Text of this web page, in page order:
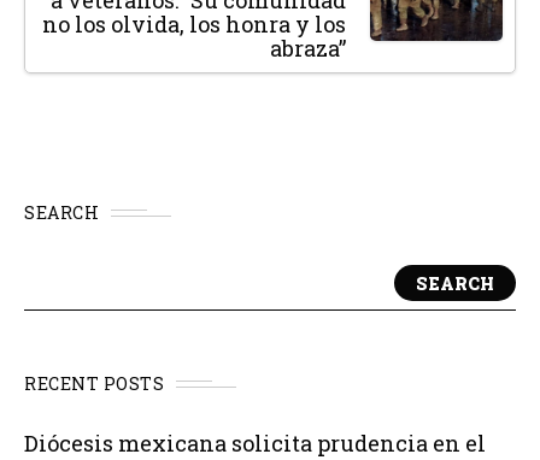
no los olvida, los honra y los
abraza”
SEARCH
SEARCH
RECENT POSTS
Diócesis mexicana solicita prudencia en el